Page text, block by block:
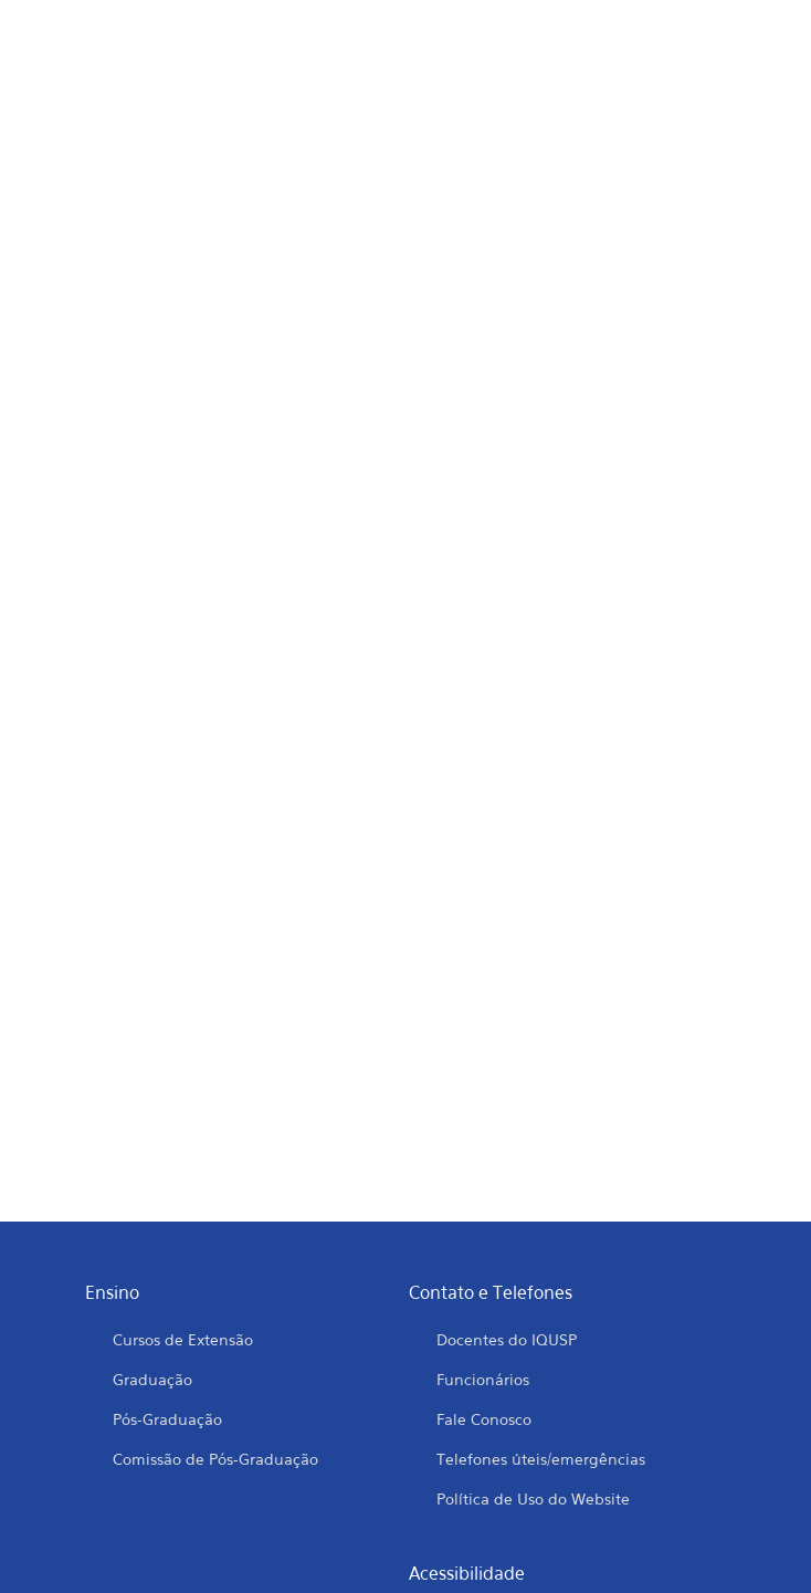
Ensino
Cursos de Extensão
Graduação
Pós-Graduação
Comissão de Pós-Graduação
Contato e Telefones
Docentes do IQUSP
Funcionários
Fale Conosco
Telefones úteis/emergências
Política de Uso do Website
Acessibilidade